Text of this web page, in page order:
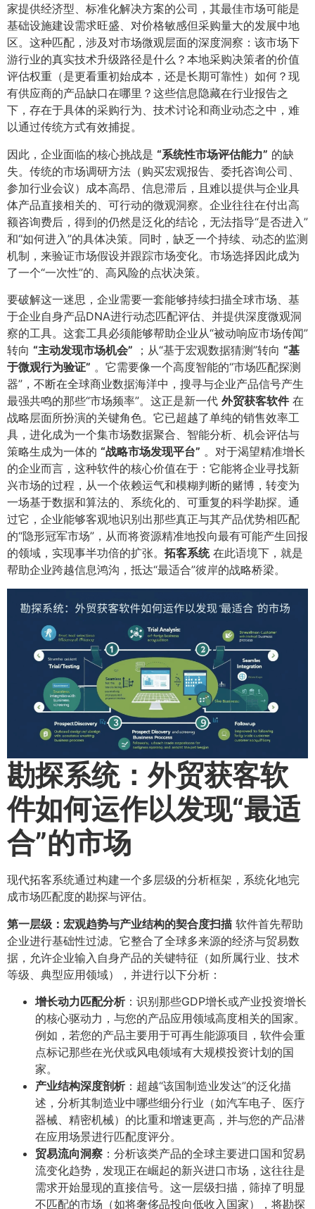
家提供经济型、标准化解决方案的公司，其最佳市场可能是
基础设施建设需求旺盛、对价格敏感但采购量大的发展中地
区。这种匹配，涉及对市场微观层面的深度洞察：该市场下
游行业的真实技术升级路径是什么？本地采购决策者的价值
评估权重（是更看重初始成本，还是长期可靠性）如何？现
有供应商的产品缺口在哪里？这些信息隐藏在行业报告之
下，存在于具体的采购行为、技术讨论和商业动态之中，难
以通过传统方式有效捕捉。
因此，企业面临的核心挑战是 ​“系统性市场评估能力”​ 的缺
失。传统的市场调研方法（购买宏观报告、委托咨询公司、
参加行业会议）成本高昂、信息滞后，且难以提供与企业具
体产品直接相关的、可行动的微观洞察。企业往往在付出高
额咨询费后，得到的仍然是泛化的结论，无法指导“是否进入”
和“如何进入”的具体决策。同时，缺乏一个持续、动态的监测
机制，来验证市场假设并跟踪市场变化。市场选择因此成为
了一个“一次性”的、高风险的点状决策。
要破解这一迷思，企业需要一套能够持续扫描全球市场、基
于企业自身产品DNA进行动态匹配评估、并提供深度微观洞
察的工具。这套工具必须能够帮助企业从“被动响应市场传闻”
转向 ​“主动发现市场机会”​ ；从“基于宏观数据猜测”转向 ​“基
于微观行为验证”​ 。它需要像一个高度智能的“市场匹配探测
器”，不断在全球商业数据海洋中，搜寻与企业产品信号产生
最强共鸣的那些“市场频率”。这正是新一代 外贸获客软件在
战略层面所扮演的关键角色。它已超越了单纯的销售效率工
具，进化成为一个集市场数据聚合、智能分析、机会评估与
策略生成为一体的 ​“战略市场发现平台”​ 。对于渴望精准增长
的企业而言，这种软件的核心价值在于：它能将企业寻找新
兴市场的过程，从一个依赖运气和模糊判断的赌博，转变为
一场基于数据和算法的、系统化的、可重复的科学勘探。通
过它，企业能够客观地识别出那些真正与其产品优势相匹配
的“隐形冠军市场”，从而将资源精准地投向最有可能产生回报
的领域，实现事半功倍的扩张。​ 拓客系统在此语境下，就是
帮助企业跨越信息鸿沟，抵达“最适合”彼岸的战略桥梁。
勘探系统：外贸获客软
件如何运作以发现“最适
合”的市场
现代拓客系统通过构建一个多层级的分析框架，系统化地完
成市场匹配度的勘探与评估。
第一层级：宏观趋势与产业结构的契合度扫描 软件首先帮助
企业进行基础性过滤。它整合了全球多来源的经济与贸易数
据，允许企业输入自身产品的关键特征（如所属行业、技术
等级、典型应用领域），并进行以下分析：
增长动力匹配分析​：识别那些GDP增长或产业投资增长
的核心驱动力，与您的产品应用领域高度相关的国家。
例如，若您的产品主要用于可再生能源项目，软件会重
点标记那些在光伏或风电领域有大规模投资计划的国
家。
产业结构深度剖析​：超越“该国制造业发达”的泛化描
述，分析其制造业中哪些细分行业（如汽车电子、医疗
器械、精密机械）的比重和增速更高，并与您的产品潜
在应用场景进行匹配度评分。
贸易流向洞察 ​：分析该类产品的全球主要进口国和贸易
流变化趋势，发现正在崛起的新兴进口市场，这往往是
需求开始显现的直接信号。这一层级扫描，筛掉了明显
不匹配的市场（如将奢侈品投向低收入国家），将勘探